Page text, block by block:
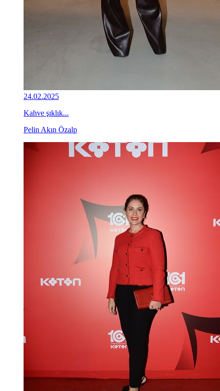
24.02.2025
Kahve şıklık...
Pelin Akın Özalp